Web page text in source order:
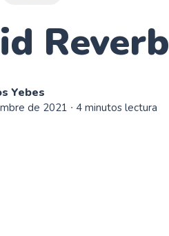
Reverb
Yebes
de 2021 ∙ 4 minutos lectura